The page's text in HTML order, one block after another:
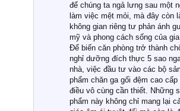
để chúng ta ngả lưng sau một
làm việc mệt mỏi, mà đây còn
không gian riêng tư phản ánh
mỹ và phong cách sống của
Để biến căn phòng trở thành
nghỉ dưỡng đích thực 5 sao
nhà, việc đầu tư vào các bộ
phẩm chăn ga gối đệm cao cấp
điều vô cùng cần thiết. Những
phẩm này không chỉ mang lại